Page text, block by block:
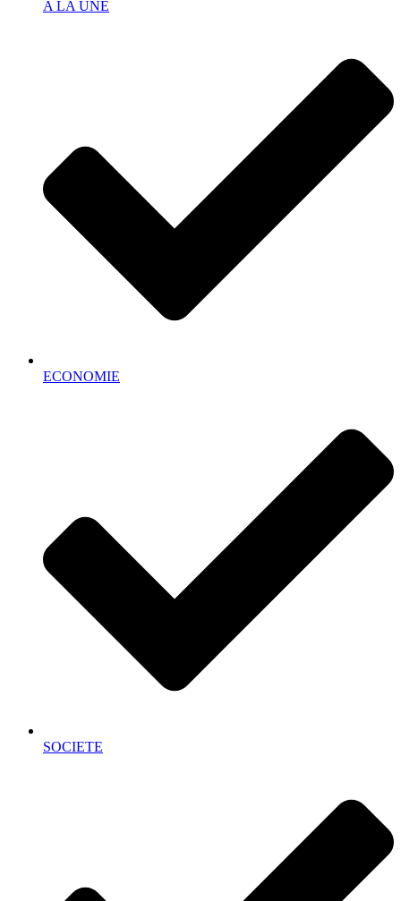
A LA UNE
ECONOMIE
SOCIETE